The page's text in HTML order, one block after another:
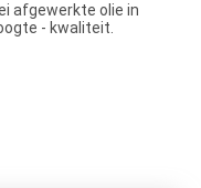
afgewerkte olie in
- kwaliteit.